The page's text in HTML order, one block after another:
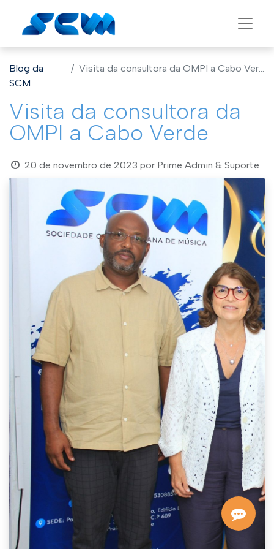
Blog da
SCM
Visita da consultora da OMPI a Cabo Verde
Visita da consultora da
OMPI a Cabo Verde
20 de novembro de 2023 por Prime Admin & Suporte